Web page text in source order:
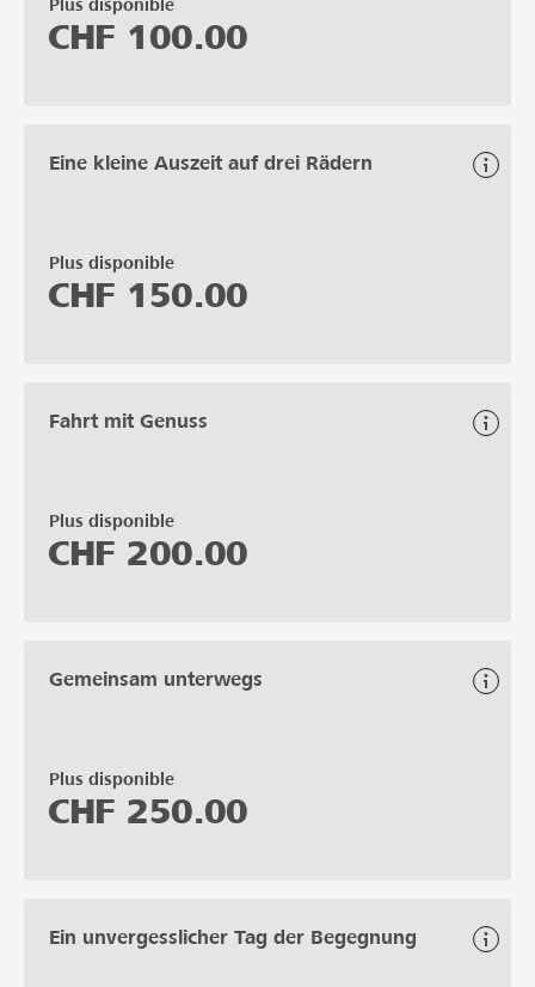
Plus disponible
CHF 100.00
Eine kleine Auszeit auf drei Rädern
Plus disponible
CHF 150.00
Fahrt mit Genuss
Plus disponible
CHF 200.00
Gemeinsam unterwegs
Plus disponible
CHF 250.00
Ein unvergesslicher Tag der Begegnung